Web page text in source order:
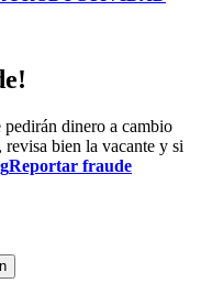
pedirán dinero a cambio
bien la vacante y si
Reportar fraude